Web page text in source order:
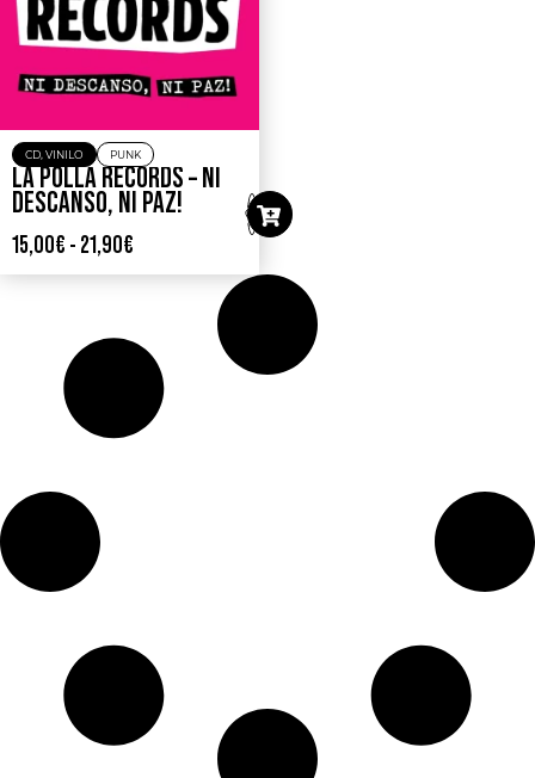
CD, VINILO PUNK
LA POLLA RECORDS – NI
DESCANSO, NI PAZ!
15,00€ - 21,90€